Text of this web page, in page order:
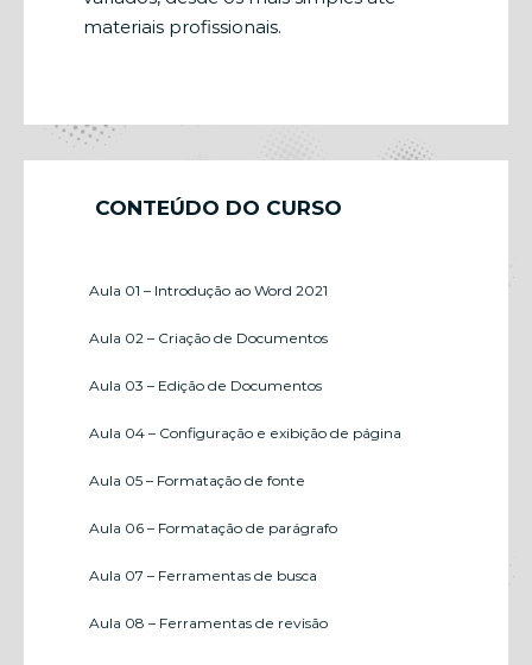
materiais profissionais.
CONTEÚDO DO CURSO
Aula 01 – Introdução ao Word 2021
Aula 02 – Criação de Documentos
Aula 03 – Edição de Documentos
Aula 04 – Configuração e exibição de página
Aula 05 – Formatação de fonte
Aula 06 – Formatação de parágrafo
Aula 07 – Ferramentas de busca
Aula 08 – Ferramentas de revisão